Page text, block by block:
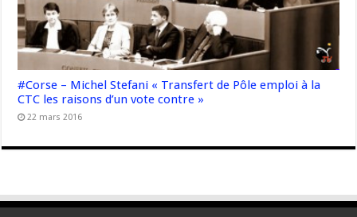
#Corse – Michel Stefani « Transfert de Pôle emploi à la
CTC les raisons d’un vote contre »
22 mars 2016